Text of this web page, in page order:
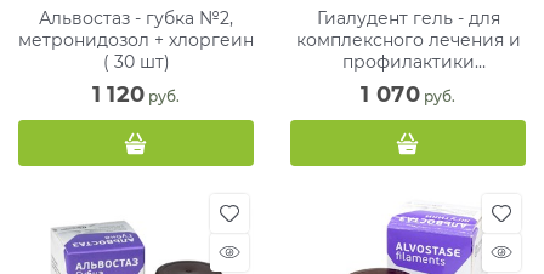
Альвостаз - губка №2,
метронидозол + хлоргеин
( 30 шт)
1 120 руб.
Гиалудент гель - для
комплексного лечения и
профилактики
заболевания пародонта (2
х 2,5 мл)
1 070 руб.